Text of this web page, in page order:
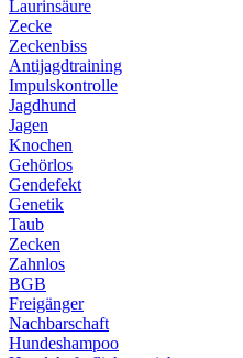
Laurinsäure
Zecke
Zeckenbiss
Antijagdtraining
Impulskontrolle
Jagdhund
Jagen
Knochen
Gehörlos
Gendefekt
Genetik
Taub
Zecken
Zahnlos
BGB
Freigänger
Nachbarschaft
Hundeshampoo